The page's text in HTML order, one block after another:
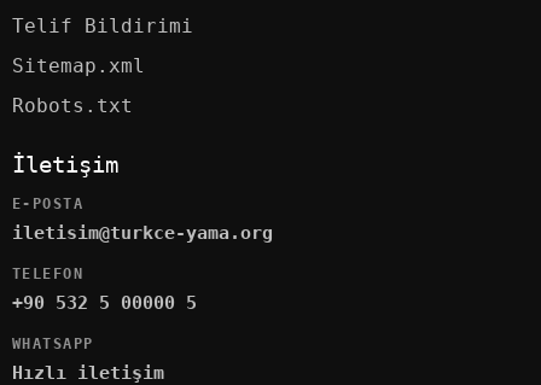
Telif Bildirimi
Sitemap.xml
Robots.txt
İletişim
E-POSTA
iletisim@turkce-yama.org
TELEFON
+90 532 5 00000 5
WHATSAPP
Hızlı iletişim